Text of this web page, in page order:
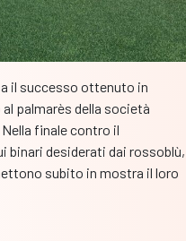
il successo ottenuto in
palmarès della società
Nella finale contro il
binari desiderati dai rossoblù,
subito in mostra il loro